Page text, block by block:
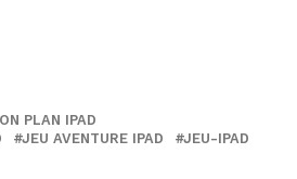
PLAN IPAD
JEU AVENTURE IPAD JEU-IPAD